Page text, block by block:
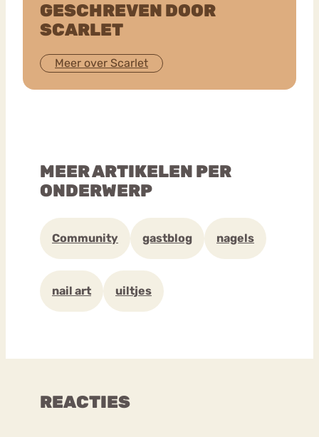
GESCHREVEN DOOR
SCARLET
Meer over Scarlet
MEER ARTIKELEN PER
ONDERWERP
Community gastblog nagels
nail art uiltjes
REACTIES